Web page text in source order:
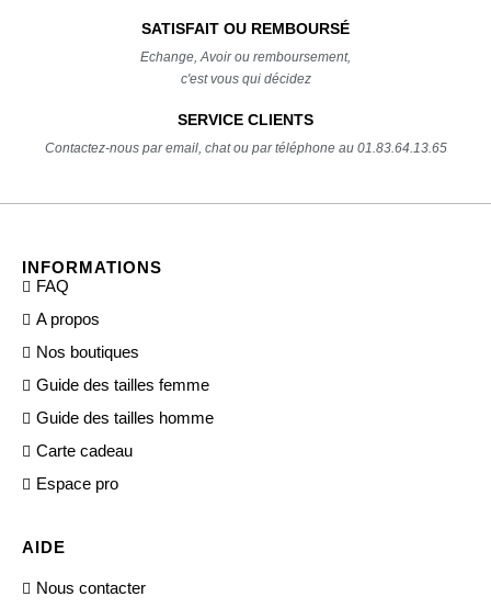
SATISFAIT OU REMBOURSÉ
Echange, Avoir ou remboursement,
c'est vous qui décidez
SERVICE CLIENTS
Contactez-nous par email, chat ou par téléphone au 01.83.64.13.65
INFORMATIONS
FAQ
A propos
Nos boutiques
Guide des tailles femme
Guide des tailles homme
Carte cadeau
Espace pro
AIDE
Nous contacter